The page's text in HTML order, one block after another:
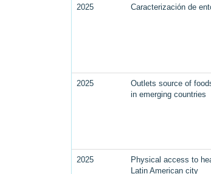
2025 Caracterización de
2025
Outlets source of
in emerging countries
2025
Physical access to
Latin American city